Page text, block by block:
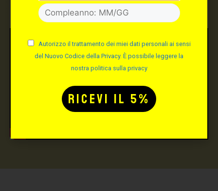
Autorizzo il trattamento dei miei dati personali ai sensi
del Nuovo Codice della Privacy. È possibile leggere la
nostra politica sulla privacy